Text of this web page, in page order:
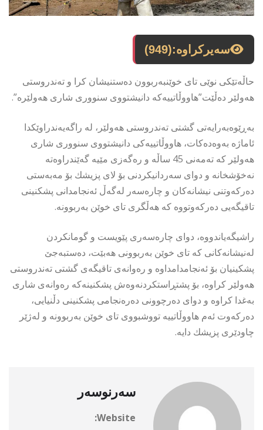
سەیرکراوە:(949)
حاڵەتێکی نوێی تای خوێنبەربوون دەستنیشان کرا و تەندروستی
هەولێر دەڵێت”هاووڵاتییەکە دانیشتووی سنووری شاری هەولێرە”.
بەڕێوەبەرایەتی گشتی تەندروستی هەولێر، لە راگەیەندراوێكدا
ئاماژە بەوەدەكات، هاووڵاتییەكی دانیشتووی سنووری شاری
هەولێر كە تەمەنی 45 ساڵە و رەگەزی مێیە گەێندراوەتە
نەخۆشخانە و دوای سەردانیكردنی بۆ لای پزیشك بۆ مەبەستی
دەركەوتنی نیشانەكان و چارەسەر لەگەڵ ئەنجامدانی پشكنینی
تاقیگەیی دەركەوتووە كە هەڵگری تای خوێن بەربوونە.
راشیگەیاندووە، دوای چارەسەری پێویست و گومانكردن
لەنیشانەكانی كە تای خوێن بەربوونی هەبێت، دەستبەجێ
پشكینیان بۆ ئەنجامدامداوە و رەوانەی تاقیگەی گشتی تەندروستی
هەولێر كراوە، بۆ پشتڕاستكردنەوەش پشكنینەكە رەوانەی شاری
بەغدا كراوە و دوای دەرچوونی دەرەنجامی پشكنینی دڵنیایی،
دەركەوت ئەم هاووڵاتییە تووشبووی تای خوێن بەربوونە و لەژێر
چاودێری پزیشك دایە.
سەرنوسەر
Website: